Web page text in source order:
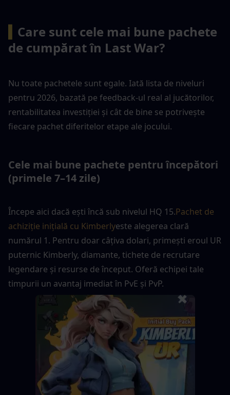
Care sunt cele mai bune pachete
de cumpărat în Last War?
Nu toate pachetele sunt egale. Iată lista de niveluri
pentru 2026, bazată pe feedback-ul real al jucătorilor,
rentabilitatea investiției și cât de bine se potrivește
fiecare pachet diferitelor etape ale jocului.
Cele mai bune pachete pentru începători
(primele 7–14 zile)
Începe aici dacă ești încă sub nivelul HQ 15.Pachet de
achiziție inițială cu Kimberlyeste alegerea clară
numărul 1. Pentru doar câțiva dolari, primești eroul UR
puternic Kimberly, diamante, tichete de recrutare
legendare și resurse de început. Oferă echipei tale
timpurii un avantaj imediat în PvE și PvP.